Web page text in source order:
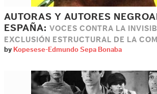
AUTORAS Y AUTORES
ESPAÑA: VOCES CONTRA LA
EXCLUSIÓN ESTRUCTURAL DE LA
by Kopesese-Edmundo Sepa Bonaba